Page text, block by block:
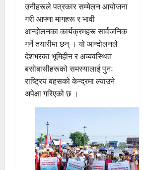
उनीहरूले पत्रकार सम्मेलन आयोजना
गरी आफ्ना मागहरू र भावी
आन्दोलनका कार्यक्रमहरू सार्वजनिक
गर्ने तयारीमा छन् । यो आन्दोलनले
देशभरका भूमिहीन र अव्यवस्थित
बसोबासीहरूको समस्यालाई पुनः
राष्ट्रिय बहसको केन्द्रमा ल्याउने
अपेक्षा गरिएको छ ।